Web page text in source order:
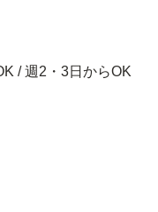
/ 週2・3日からOK